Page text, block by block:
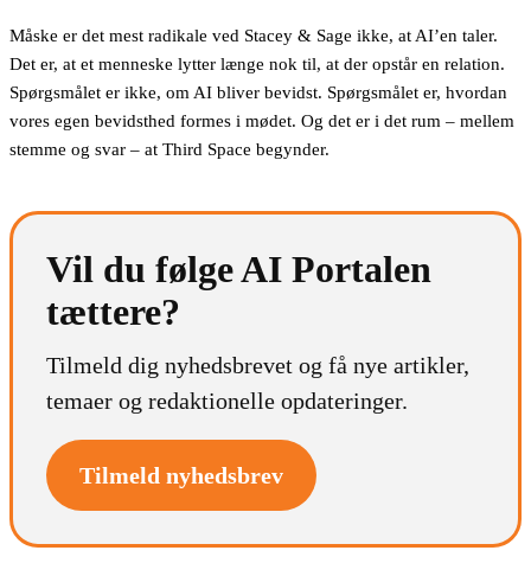
Måske er det mest radikale ved Stacey & Sage ikke, at AI’en taler.
Det er, at et menneske lytter længe nok til, at der opstår en relation.
Spørgsmålet er ikke, om AI bliver bevidst. Spørgsmålet er, hvordan
vores egen bevidsthed formes i mødet. Og det er i det rum – mellem
stemme og svar – at Third Space begynder.
Vil du følge AI Portalen
tættere?
Tilmeld dig nyhedsbrevet og få nye artikler,
temaer og redaktionelle opdateringer.
Tilmeld nyhedsbrev